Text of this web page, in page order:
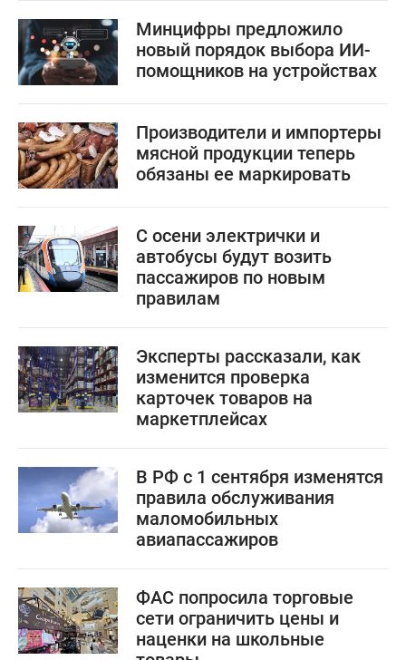
Минцифры предложило
новый порядок выбора ИИ-
помощников на устройствах
Производители и импортеры
мясной продукции теперь
обязаны ее маркировать
С осени электрички и
автобусы будут возить
пассажиров по новым
правилам
Эксперты рассказали, как
изменится проверка
карточек товаров на
маркетплейсах
В РФ с 1 сентября изменятся
правила обслуживания
маломобильных
авиапассажиров
ФАС попросила торговые
сети ограничить цены и
наценки на школьные